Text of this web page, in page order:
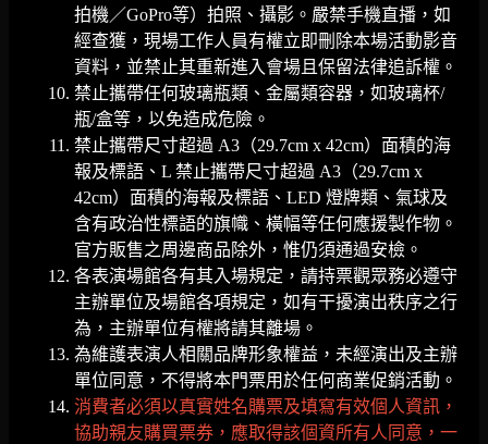
拍機／GoPro等）拍照、攝影。嚴禁手機直播，如
經查獲，現場工作人員有權立即刪除本場活動影音
資料，並禁止其重新進入會場且保留法律追訴權。
禁止攜帶任何玻璃瓶類、金屬類容器，如玻璃杯/
瓶/盒等，以免造成危險。
禁止攜帶尺寸超過 A3（29.7cm x 42cm）面積的海
報及標語、L 禁止攜帶尺寸超過 A3（29.7cm x
42cm）面積的海報及標語、LED 燈牌類、氣球及
含有政治性標語的旗幟、橫幅等任何應援製作物。
官方販售之周邊商品除外，惟仍須通過安檢。
各表演場館各有其入場規定，請持票觀眾務必遵守
主辦單位及場館各項規定，如有干擾演出秩序之行
為，主辦單位有權將請其離場。
為維護表演人相關品牌形象權益，未經演出及主辦
單位同意，不得將本門票用於任何商業促銷活動。
消費者必須以真實姓名購票及填寫有效個人資訊，
協助親友購買票券，應取得該個資所有人同意，一